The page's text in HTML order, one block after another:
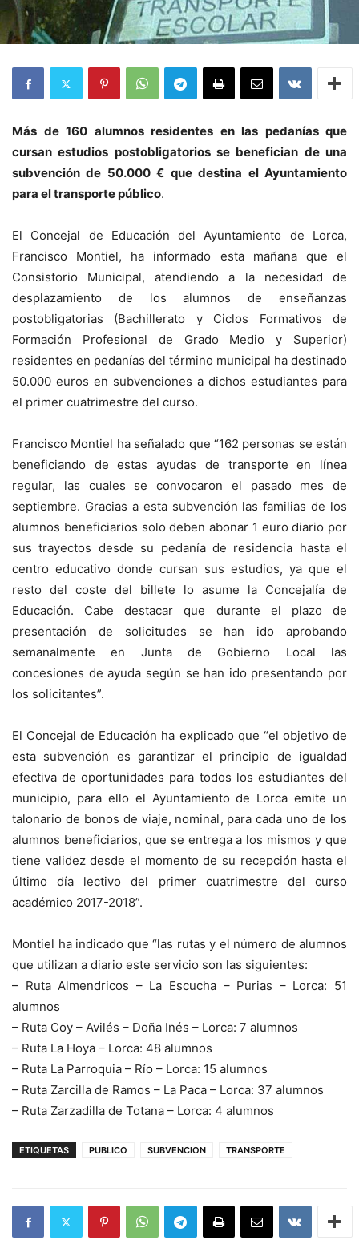
Más de 160 alumnos residentes en las pedanías que
cursan estudios postobligatorios se benefician de una
subvención de 50.000 € que destina el Ayuntamiento
para el transporte público.
El Concejal de Educación del Ayuntamiento de Lorca,
Francisco Montiel, ha informado esta mañana que el
Consistorio Municipal, atendiendo a la necesidad de
desplazamiento de los alumnos de enseñanzas
postobligatorias (Bachillerato y Ciclos Formativos de
Formación Profesional de Grado Medio y Superior)
residentes en pedanías del término municipal ha destinado
50.000 euros en subvenciones a dichos estudiantes para
el primer cuatrimestre del curso.
Francisco Montiel ha señalado que “162 personas se están
beneficiando de estas ayudas de transporte en línea
regular, las cuales se convocaron el pasado mes de
septiembre. Gracias a esta subvención las familias de los
alumnos beneficiarios solo deben abonar 1 euro diario por
sus trayectos desde su pedanía de residencia hasta el
centro educativo donde cursan sus estudios, ya que el
resto del coste del billete lo asume la Concejalía de
Educación. Cabe destacar que durante el plazo de
presentación de solicitudes se han ido aprobando
semanalmente en Junta de Gobierno Local las
concesiones de ayuda según se han ido presentando por
los solicitantes”.
El Concejal de Educación ha explicado que “el objetivo de
esta subvención es garantizar el principio de igualdad
efectiva de oportunidades para todos los estudiantes del
municipio, para ello el Ayuntamiento de Lorca emite un
talonario de bonos de viaje, nominal, para cada uno de los
alumnos beneficiarios, que se entrega a los mismos y que
tiene validez desde el momento de su recepción hasta el
último día lectivo del primer cuatrimestre del curso
académico 2017-2018”.
Montiel ha indicado que “las rutas y el número de alumnos
que utilizan a diario este servicio son las siguientes:
– Ruta Almendricos – La Escucha – Purias – Lorca: 51
alumnos
– Ruta Coy – Avilés – Doña Inés – Lorca: 7 alumnos
– Ruta La Hoya – Lorca: 48 alumnos
– Ruta La Parroquia – Río – Lorca: 15 alumnos
– Ruta Zarcilla de Ramos – La Paca – Lorca: 37 alumnos
– Ruta Zarzadilla de Totana – Lorca: 4 alumnos
ETIQUETAS PUBLICO SUBVENCION TRANSPORTE